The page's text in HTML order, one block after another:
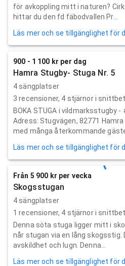
för avkoppling mitt i naturen?
hittar du den fd fäbodvallen Pr...
Läs mer och se tillgänglighet för
900 - 1 100 kr per dag
Hamra Stugby- Stuga Nr. 5
4 sängplatser
3 recensioner, 4 stjärnor i
BOKA STUGA i vildmarksstugby
Adress: Stugvägen, 82771
med många återkommande
Läs mer och se tillgänglighet för
Från 5 900 kr per vecka
Skogsstugan
4 sängplatser
1 recensioner, 4 stjärnor i
Denna söta stuga ligger mitt i
når stugan via en lång
avskildhet och lugn. Denna...
Läs mer och se tillgänglighet för